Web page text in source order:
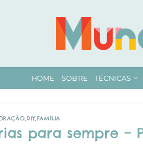
HOME SOBRE TÉCNICAS
, DIY,FAMÍLIA
para sempre –